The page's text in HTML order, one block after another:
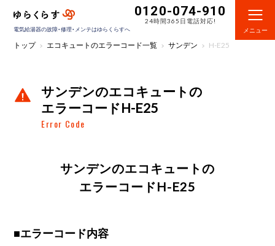
電気給湯器の故障・修理・メンテはゆらくらすへ
0120-074-910
24時間365日電話対応!
メニュー
トップ エコキュートのエラーコード一覧 サンデン H-E25
サンデンのエコキュートの
エラーコードH-E25
Error Code
サンデンのエコキュートの
エラーコードH-E25
■エラーコード内容